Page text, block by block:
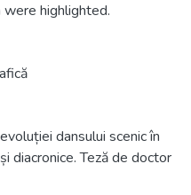
highlighted.
dansului scenic în
diacronice. Teză de doctor